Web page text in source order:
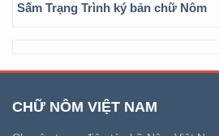
Sấm Trạng Trình ký bản chữ Nôm
CHỮ NÔM VIỆT NAM